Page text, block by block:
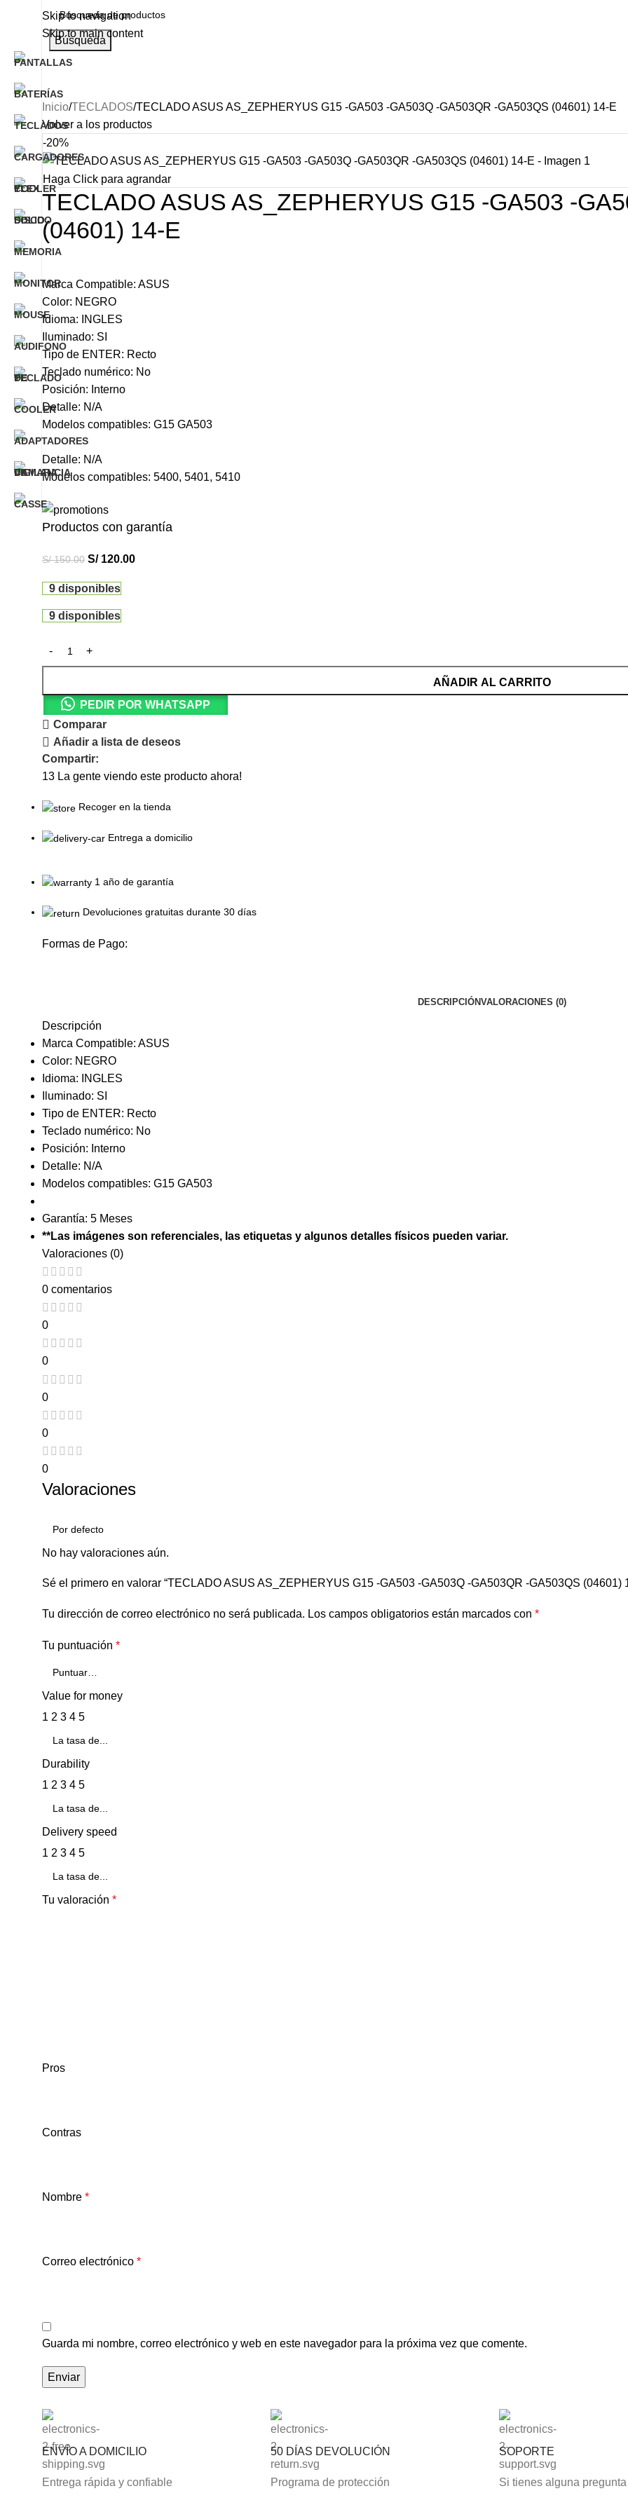
Skip to navigation
Skip to main content
Búsqueda
Categorías
Inicio TECLADOS TECLADO ASUS AS_ZEPHERYUS G15 -GA503 -GA503Q -GA503QR -GA503QS (04601) 14-E
Volver a los productos
-20%
Haga Click para agrandar
TECLADO ASUS AS_ZEPHERYUS G15 -GA503 -
(04601) 14-E
Marca Compatible: ASUS
Color: NEGRO
Idioma: INGLES
Iluminado: SI
Tipo de ENTER: Recto
Teclado numérico: No
Posición: Interno
Detalle: N/A
Modelos compatibles: G15 GA503
Detalle: N/A
Modelos compatibles: 5400, 5401, 5410
Productos con garantía
S/150.00 S/120.00
9 disponibles
9 disponibles
AÑADIR AL CARRITO
PEDIR POR WHATSAPP
Comparar
Añadir a lista de deseos
Compartir:
13 La gente viendo este producto ahora!
Recoger en la tienda
Entrega a domicilio
1 año de garantía
Devoluciones gratuitas durante 30 días
Formas de Pago:
DESCRIPCIÓNVALORACIONES (0)
Descripción
Marca Compatible: ASUS
Color: NEGRO
Idioma: INGLES
Iluminado: SI
Tipo de ENTER: Recto
Teclado numérico: No
Posición: Interno
Detalle: N/A
Modelos compatibles: G15 GA503
Garantía: 5 Meses
**Las imágenes son referenciales, las etiquetas y algunos detalles físicos pueden variar.
Valoraciones (0)
0 comentarios
0
0
0
0
0
Valoraciones
No hay valoraciones aún.
Sé el primero en valorar “TECLADO ASUS AS_ZEPHERYUS G15 -GA503 -GA503Q -GA503QR -GA503QS (04601)
Tu dirección de correo electrónico no será publicada. Los campos obligatorios están marcados con *
Tu puntuación *
Value for money
1 2 3 4 5
Durability
1 2 3 4 5
Delivery speed
1 2 3 4 5
Tu valoración *
Pros
Contras
Nombre *
Correo electrónico *
Guarda mi nombre, correo electrónico y web en este navegador para la próxima vez que comente.
ENVÍO A DOMICILIO
Entrega rápida y confiable
50 DÍAS DEVOLUCIÓN
Programa de protección
SOPORTE
Si tienes alguna pregunta